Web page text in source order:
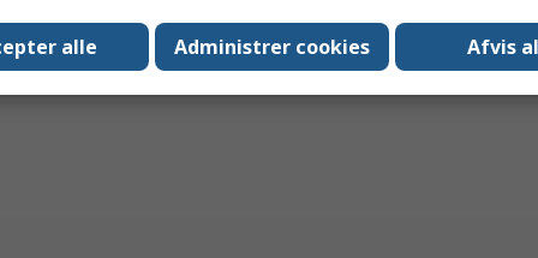
alle Administrer cookies Afvis